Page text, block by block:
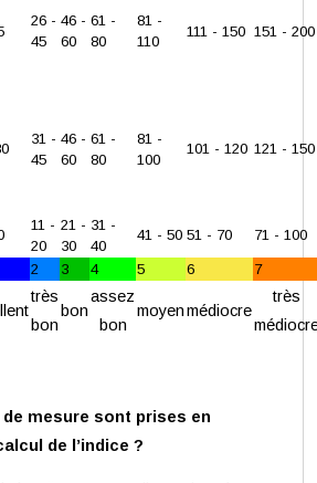
26 -
45
46 -
60
61 -
80
81 -
110
111 - 150 151 - 200
31 -
45
46 -
60
61 -
80
81 -
100
101 - 120 121 - 150
11 -
20
21 -
30
31 -
40
41 - 50 51 - 70 71 - 100
2 3 4 5 6 7
très
bon
bon
assez
bon
moyenmédiocre
très
mesure sont prises en
de l’indice ?